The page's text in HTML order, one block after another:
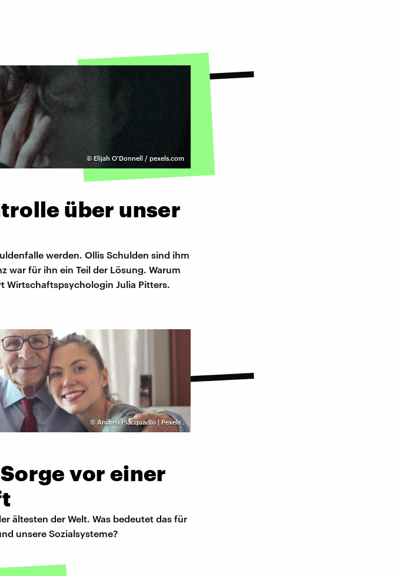
© Elijah O'Donnell / pexels.com
über unser
werden. Ollis Schulden sind ihm
war für ihn ein Teil der Lösung. Warum
Wirtschaftspsychologin Julia Pitters.
© Andrea Piacquadio | Pexels,
vor einer
ältesten der Welt. Was bedeutet das für
unsere Sozialsysteme?